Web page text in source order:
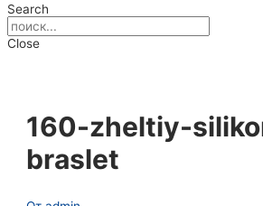
Search
Close
160-zheltiy-
braslet